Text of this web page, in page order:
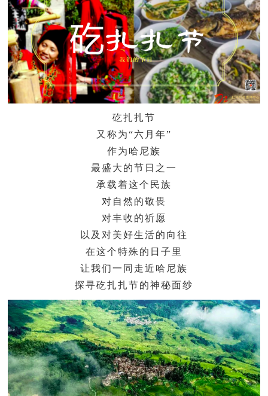
矻扎扎节
又称为“六月年”
作为哈尼族
最盛大的节日之一
承载着这个民族
对自然的敬畏
对丰收的祈愿
以及对美好生活的向往
在这个特殊的日子里
让我们一同走近哈尼族
探寻矻扎扎节的神秘面纱